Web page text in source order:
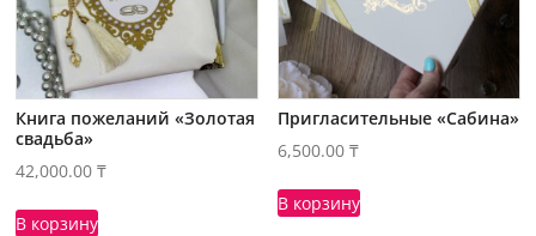
Книга пожеланий «Золотая
свадьба»
42,000.00₸
В корзину
Пригласительные «Сабина»
6,500.00₸
В корзину